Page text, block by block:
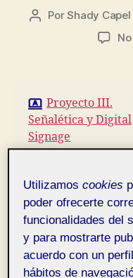
Autor
PorShady
Proyecto III.
Señalética y Digital
Signage
Hola!
En este debate he
de mi casa, lugar
Un amigo necesita
Utilizamoscookies
poder ofrecerte
funcionalidades del
y para mostrarte
acuerdo con un
hábitos de